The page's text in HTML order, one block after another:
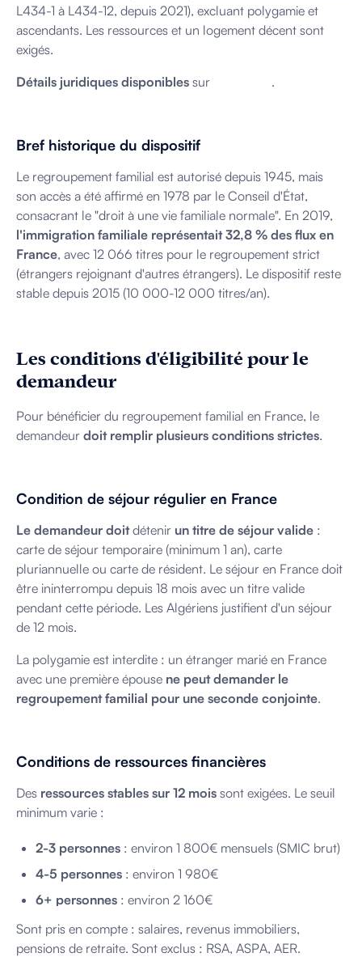
L434-1 à L434-12, depuis 2021), excluant polygamie et
ascendants. Les ressources et un logement décent sont
exigés.
Détails juridiques disponibles sur .
Bref historique du dispositif
Le regroupement familial est autorisé depuis 1945, mais
son accès a été affirmé en 1978 par le Conseil d'État,
consacrant le "droit à une vie familiale normale". En 2019,
l'immigration familiale représentait 32,8 % des flux en
France, avec 12 066 titres pour le regroupement strict
(étrangers rejoignant d'autres étrangers). Le dispositif reste
stable depuis 2015 (10 000-12 000 titres/an).
Les conditions d'éligibilité pour le
demandeur
Pour bénéficier du regroupement familial en France, le
demandeur doit remplir plusieurs conditions strictes.
Condition de séjour régulier en France
Le demandeur doitdétenir un titre de séjour valide :
carte de séjour temporaire (minimum 1 an), carte
pluriannuelle ou carte de résident. Le séjour en France doit
être ininterrompu depuis 18 mois avec un titre valide
pendant cette période. Les Algériens justifient d'un séjour
de 12 mois.
La polygamie est interdite : un étranger marié en France
avec une première épouse ne peut demander le
regroupement familial pour une seconde conjointe.
Conditions de ressources financières
Des ressources stables sur 12 mois sont exigées. Le seuil
minimum varie :
2-3 personnes : environ 1 800€ mensuels (SMIC brut)
4-5 personnes : environ 1 980€
6+ personnes : environ 2 160€
Sont pris en compte : salaires, revenus immobiliers,
pensions de retraite. Sont exclus : RSA, ASPA, AER.